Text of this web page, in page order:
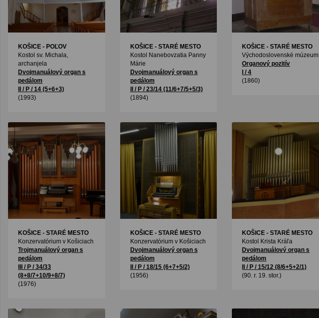
KOŠICE - POĽOV
Kostol sv. Michala,
archanjela
Dvojmanuálový organ s
pedálom
II / P / 14 (5+6+3)
(1993)
KOŠICE - STARÉ MESTO
Kostol Nanebovzatia Panny
Márie
Dvojmanuálový organ s
pedálom
II / P / 23/14 (11/6+7/5+5/3)
(1894)
KOŠICE - STARÉ MESTO
Východoslovenské múzeum
Organový pozitív
I / 4
(1860)
KOŠICE - STARÉ MESTO
Konzervatórium v Košiciach
Trojmanuálový organ s
pedálom
III / P / 34/33
(8+8/7+10/9+8/7)
(1976)
KOŠICE - STARÉ MESTO
Konzervatórium v Košiciach
Dvojmanuálový organ s
pedálom
II / P / 18/15 (6+7+5/2)
(1956)
KOŠICE - STARÉ MESTO
Kostol Krista Kráľa
Dvojmanuálový organ s
pedálom
II / P / 15/12 (8/6+5+2/1)
(90. r. 19. stor.)